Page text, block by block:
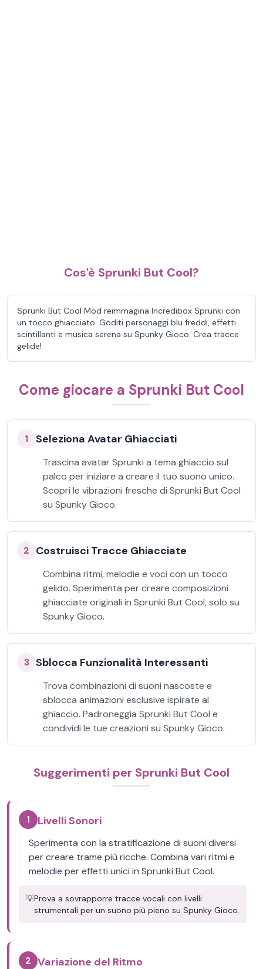
Cos'è Sprunki But Cool?
Sprunki But Cool Mod reimmagina Incredibox Sprunki con
un tocco ghiacciato. Goditi personaggi blu freddi, effetti
scintillanti e musica serena su Spunky Gioco. Crea tracce
gelide!
Come giocare a Sprunki But Cool
1 Seleziona Avatar Ghiacciati
Trascina avatar Sprunki a tema ghiaccio sul
palco per iniziare a creare il tuo suono unico.
Scopri le vibrazioni fresche di Sprunki But Cool
su Spunky Gioco.
2 Costruisci Tracce Ghiacciate
Combina ritmi, melodie e voci con un tocco
gelido. Sperimenta per creare composizioni
ghiacciate originali in Sprunki But Cool, solo su
Spunky Gioco.
3 Sblocca Funzionalità Interessanti
Trova combinazioni di suoni nascoste e
sblocca animazioni esclusive ispirate al
ghiaccio. Padroneggia Sprunki But Cool e
condividi le tue creazioni su Spunky Gioco.
Suggerimenti per Sprunki But Cool
1 Livelli Sonori
Sperimenta con la stratificazione di suoni diversi
per creare trame più ricche. Combina vari ritmi e
melodie per effetti unici in Sprunki But Cool.
💡Prova a sovrapporre tracce vocali con livelli
strumentali per un suono più pieno su Spunky Gioco.
2 Variazione del Ritmo